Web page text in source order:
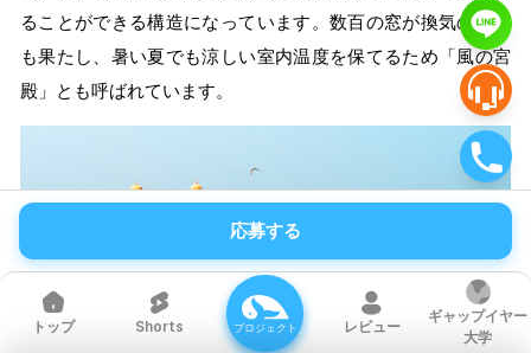
ることができる構造になっています。数百の窓が換気の役割
も果たし、暑い夏でも涼しい室内温度を保てるため「風の宮
殿」とも呼ばれています。
応募する
トップ Shorts プロジェクト レビュー
ギャップイヤー
大学